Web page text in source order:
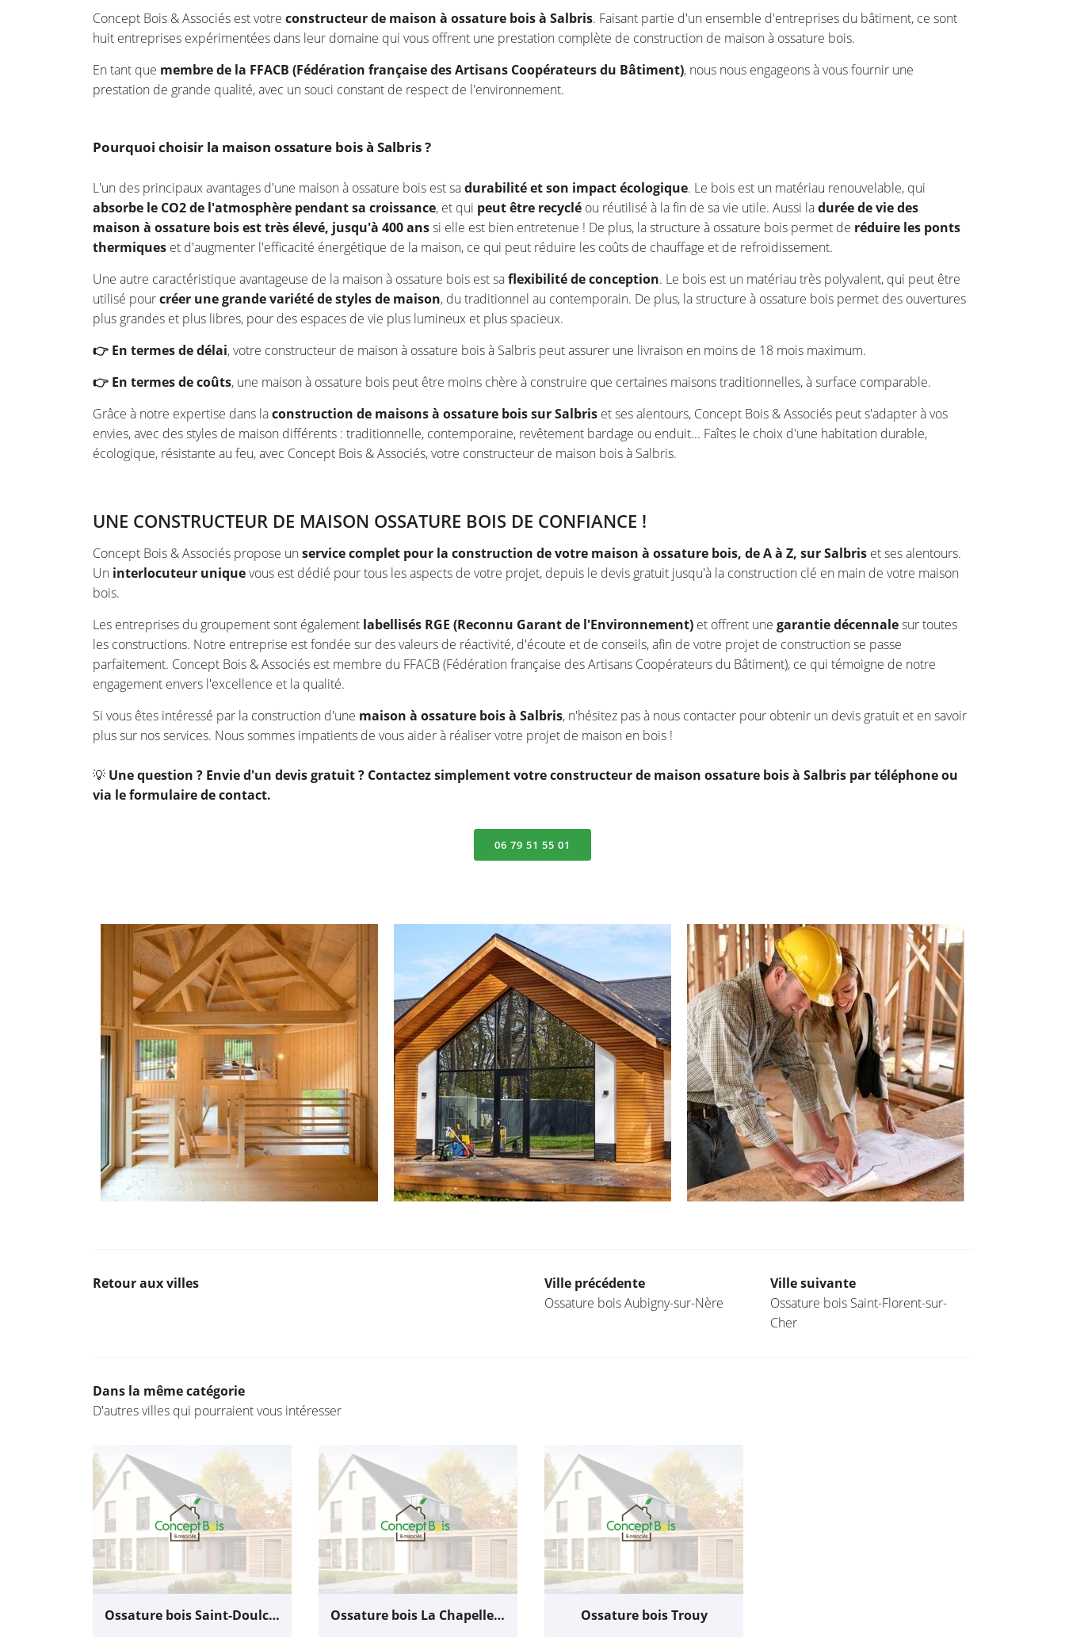
Concept Bois & Associés est votre constructeur de maison à ossature bois à Salbris. Faisant partie d'un ensemble d'entreprises du bâtiment, ce sont
huit entreprises expérimentées dans leur domaine qui vous offrent une prestation complète de construction de maison à ossature bois.
En tant que membre de la FFACB (Fédération française des Artisans Coopérateurs du Bâtiment), nous nous engageons à vous fournir une
prestation de grande qualité, avec un souci constant de respect de l'environnement.
Pourquoi choisir la maison ossature bois à Salbris ?
L'un des principaux avantages d'une maison à ossature bois est sadurabilité et son impact écologique. Le bois est un matériau renouvelable, qui
absorbe le CO2 de l'atmosphère pendant sa croissance, et qui peut être recyclé ou réutilisé à la fin de sa vie utile. Aussi ladurée de vie des
maison à ossature bois est très élevé, jusqu'à 400 anssi elle est bien entretenue ! De plus, la structure à ossature bois permet de réduire les ponts
thermiques et d'augmenter l'efficacité énergétique de la maison, ce qui peut réduire les coûts de chauffage et de refroidissement.
Une autre caractéristique avantageuse de la maison à ossature bois est saflexibilité de conception. Le bois est un matériau très polyvalent, qui peut être
utilisé pourcréer une grande variété de styles de maison, du traditionnel au contemporain. De plus, la structure à ossature bois permet des ouvertures
plus grandes et plus libres, pour des espaces de vie plus lumineux et plus spacieux.
👉 En termes de délai, votre constructeur de maison à ossature bois à Salbris peut assurer une livraison en moins de 18 mois maximum.
👉 En termes de coûts, une maison à ossature bois peut être moins chère à construire que certaines maisons traditionnelles, à surface comparable.
Grâce à notre expertise dans laconstruction de maisons à ossature bois sur Salbris et ses alentours, Concept Bois & Associés peut s'adapter à vos
envies, avec des styles de maison différents : traditionnelle, contemporaine, revêtement bardage ou enduit... Faîtes le choix d'une habitation durable,
écologique, résistante au feu, avec Concept Bois & Associés, votre constructeur de maison bois à Salbris.
UNE CONSTRUCTEUR DE MAISON OSSATURE BOIS DE CONFIANCE !
Concept Bois & Associés propose unservice complet pour la construction de votre maison à ossature bois, de A à Z, sur Salbris et ses alentours.
Un interlocuteur uniquevous est dédié pour tous les aspects de votre projet, depuis le devis gratuit jusqu'à la construction clé en main de votre maison
bois.
Les entreprises du groupement sont également labellisés RGE (Reconnu Garant de l'Environnement) et offrent une garantie décennalesur toutes
les constructions. Notre entreprise est fondée sur des valeurs de réactivité, d'écoute et de conseils, afin de votre projet de construction se passe
parfaitement. Concept Bois & Associés est membre du FFACB (Fédération française des Artisans Coopérateurs du Bâtiment), ce qui témoigne de notre
engagement envers l'excellence et la qualité.
Si vous êtes intéressé par la construction d'une maison à ossature bois à Salbris, n'hésitez pas à nous contacter pour obtenir un devis gratuit et en savoir
plus sur nos services. Nous sommes impatients de vous aider à réaliser votre projet de maison en bois !
💡 Une question ? Envie d'un devis gratuit ? Contactez simplement votre constructeur de maison ossature bois à Salbris par téléphone ou
via le formulaire de contact.
06 79 51 55 01
Retour aux villes
Ville précédente
Ossature bois Aubigny-sur-Nère
Ville suivante
Ossature bois Saint-Florent-sur-
Cher
Dans la même catégorie
D'autres villes qui pourraient vous intéresser
Ossature bois Saint-Doulchard Ossature bois La Chapelle-Saint-Ursin Ossature bois Trouy